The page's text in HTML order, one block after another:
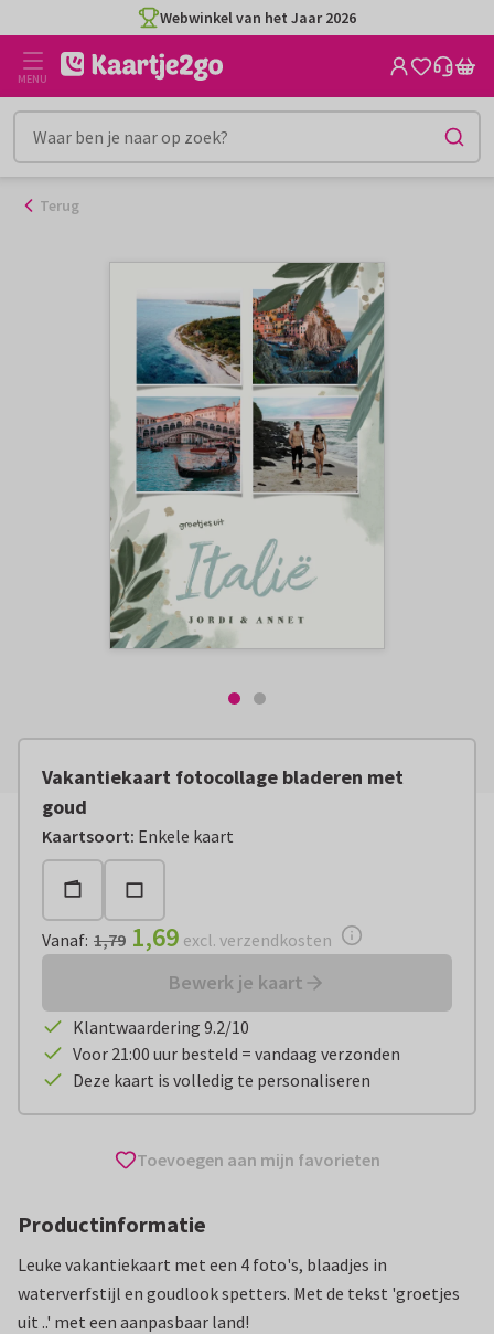
naar
inhoud
Webwinkel van het Jaar 2026
MENU
Terug
Vakantiekaart fotocollage bladeren met
goud
Kaartsoort: Enkele kaart
Vanaf: € 1,69 excl. verzendkosten
Vanaf: 1,79 1,69 excl. verzendkosten
Bewerk je kaart
Klantwaardering 9.2/10
Voor 21:00 uur besteld = vandaag verzonden
Deze kaart is volledig te personaliseren
Toevoegen aan mijn favorieten
Productinformatie
Leuke vakantiekaart met een 4 foto's, blaadjes in
waterverfstijl en goudlook spetters. Met de tekst 'groetjes
uit ..' met een aanpasbaar land!